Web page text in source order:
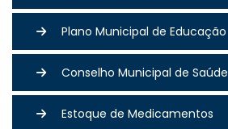
Plano Municipal de Educação
Conselho Municipal de Saúde
Estoque de Medicamentos